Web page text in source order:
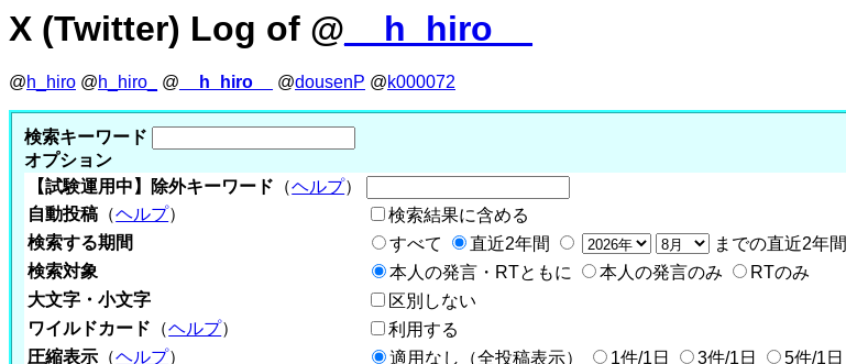
X (Twitter) Log of @ __h_hiro__
@h_hiro @h_hiro_ @ __h_hiro__ @dousenP @k000072
検索キーワード
オプション
【試験運用中】除外キーワード （ヘルプ）
自動投稿 （ヘルプ）
検索結果に含める
検索する期間
すべて 直近2年間
までの直近2年間
検索対象
本人の発言・RTともに 本人の発言のみ
RTのみ
大文字・小文字
区別しない
ワイルドカード （ヘルプ）
利用する
圧縮表示 （ヘルプ） 適用なし（全投稿表示） 1件/1日 3件/1日 5件/1日